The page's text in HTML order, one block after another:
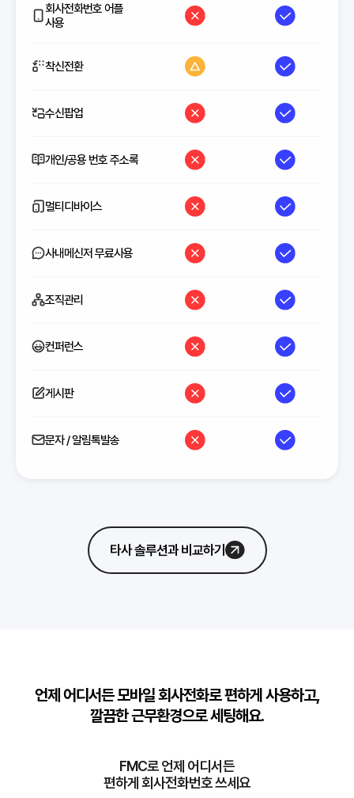
회사전화번호 어플
사용
착신전환
수신팝업
개인/공용 번호 주소록
멀티디바이스
사내메신저 무료사용
조직관리
컨퍼런스
게시판
문자 / 알림톡발송
타사 솔루션과 비교하기
언제 어디서든 모바일 회사전화로 편하게 사용하고,
깔끔한 근무환경으로 세팅해요.
FMC로 언제 어디서든
편하게 회사전화번호 쓰세요